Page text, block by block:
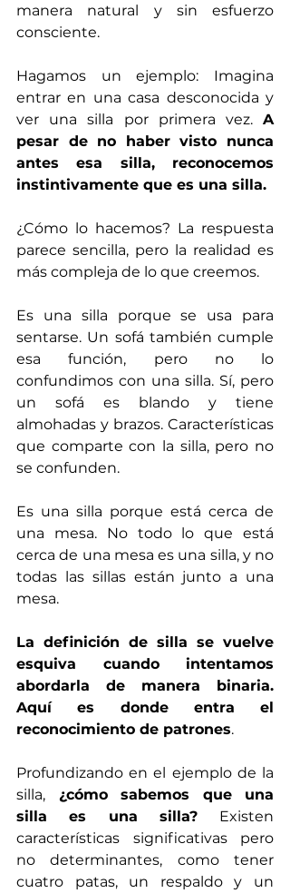
manera natural y sin esfuerzo
consciente.
Hagamos un ejemplo: Imagina
entrar en una casa desconocida y
ver una silla por primera vez. A
pesar de no haber visto nunca
antes esa silla, reconocemos
instintivamente que es una silla.
¿Cómo lo hacemos? La respuesta
parece sencilla, pero la realidad es
más compleja de lo que creemos.
Es una silla porque se usa para
sentarse. Un sofá también cumple
esa función, pero no lo
confundimos con una silla. Sí, pero
un sofá es blando y tiene
almohadas y brazos. Características
que comparte con la silla, pero no
se confunden.
Es una silla porque está cerca de
una mesa. No todo lo que está
cerca de una mesa es una silla, y no
todas las sillas están junto a una
mesa.
La definición de silla se vuelve
esquiva cuando intentamos
abordarla de manera binaria.
Aquí es donde entra el
reconocimiento de patrones.
Profundizando en el ejemplo de la
silla, ¿cómo sabemos que una
silla es una silla? Existen
características significativas pero
no determinantes, como tener
cuatro patas, un respaldo y un